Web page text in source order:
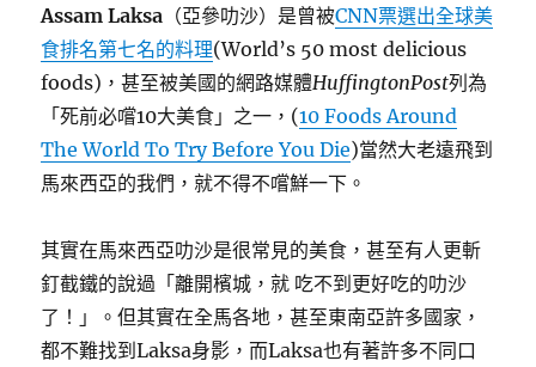
Assam Laksa （亞參叻沙）是曾被CNN票選出全球美
食排名第七名的料理(World’s 50 most delicious
foods)，甚至被美國的網路媒體HuffingtonPost列為
「死前必嚐10大美食」之一，(10 Foods Around
The World To Try Before You Die)當然大老遠飛到
馬來西亞的我們，就不得不嚐鮮一下。
其實在馬來西亞叻沙是很常見的美食，甚至有人更斬
釘截鐵的說過「離開檳城，就 吃不到更好吃的叻沙
了！」。但其實在全馬各地，甚至東南亞許多國家，
都不難找到Laksa身影，而Laksa也有著許多不同口